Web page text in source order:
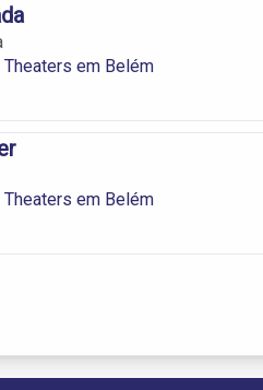
Theaters em Belém
Theaters em Belém